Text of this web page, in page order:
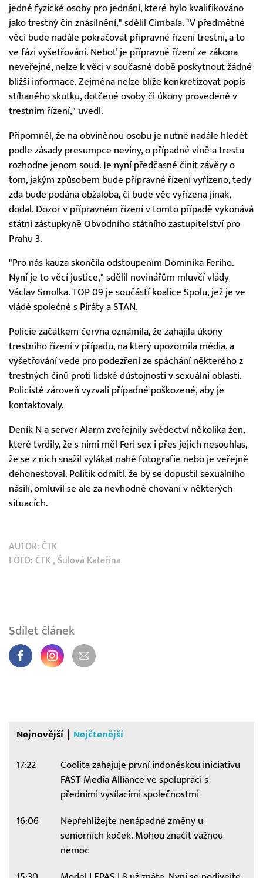
jedné fyzické osoby pro jednání, které bylo kvalifikováno
jako trestný čin znásilnění," sdělil Cimbala. "V předmětné
věci bude nadále pokračovat přípravné řízení trestní, a to
ve fázi vyšetřování. Neboť je přípravné řízení ze zákona
neveřejné, nelze k věci v současné době poskytnout žádné
bližší informace. Zejména nelze blíže konkretizovat popis
stíhaného skutku, dotčené osoby či úkony provedené v
trestním řízení," uvedl.
Připomněl, že na obviněnou osobu je nutné nadále hledět
podle zásady presumpce neviny, o případné vině a trestu
rozhodne jenom soud. Je nyní předčasné činit závěry o
tom, jakým způsobem bude přípravné řízení vyřízeno, tedy
zda bude podána obžaloba, či bude věc vyřízena jinak,
dodal. Dozor v přípravném řízení v tomto případě vykonává
státní zástupkyně Obvodního státního zastupitelství pro
Prahu 3.
"Pro nás kauza skončila odstoupením Dominika Feriho.
Nyní je to věcí justice," sdělil novinářům mluvčí vlády
Václav Smolka. TOP 09 je součástí koalice Spolu, jež je ve
vládě společně s Piráty a STAN.
Policie začátkem června oznámila, že zahájila úkony
trestního řízení v případu, na který upozornila média, a
vyšetřování vede pro podezření ze spáchání některého z
trestných činů proti lidské důstojnosti v sexuální oblasti.
Policisté zároveň vyzvali případné poškozené, aby je
kontaktovaly.
Deník N a server Alarm zveřejnily svědectví několika žen,
které tvrdily, že s nimi měl Feri sex i přes jejich nesouhlas,
že se z nich snažil vylákat nahé fotografie nebo je veřejně
dehonestoval. Politik odmítl, že by se dopustil sexuálního
násilí, omluvil se ale za nevhodné chování v některých
situacích.
AUTOR: ČTK
FOTO: ČTK , Šulová Kateřina
Sdílet článek
Nejnovější Nejčtenější
17:22
Coolita zahajuje první indonéskou iniciativu
FAST Media Alliance ve spolupráci s
předními vysílacími společnostmi
16:06
Nepřehlížejte nenápadné změny u
seniorních koček. Mohou značit vážnou
nemoc